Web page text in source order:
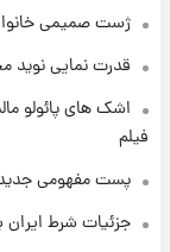
ژست صمیمی خانواده ۴ نفره شیلا خداداد پربازدید
قدرت نمایی
اشک های پائولو
فیلم
پست مفهومی
جزئیات شرط ایران